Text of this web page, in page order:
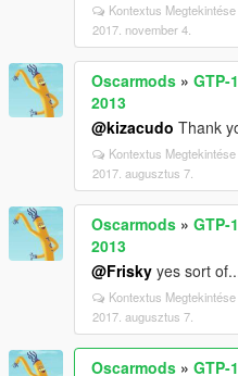
Kontextus Megtekintése
2017. november 4.
Oscarmods » GTP-
2013
@kizacudo Thank
Kontextus Megtekintése
2017. augusztus 7.
Oscarmods » GTP-
2013
@Frisky yes sort
Kontextus Megtekintése
2017. augusztus 7.
Oscarmods » GTP-